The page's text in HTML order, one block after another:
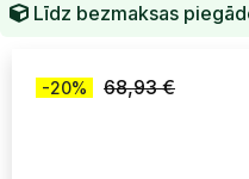
Līdz bezmaksas
-20% 68,93 €